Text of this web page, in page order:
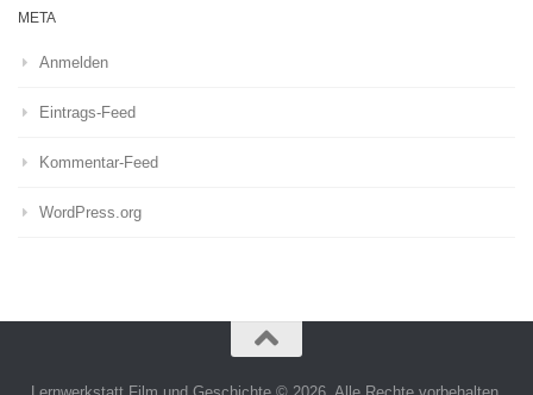
META
Anmelden
Eintrags-Feed
Kommentar-Feed
WordPress.org